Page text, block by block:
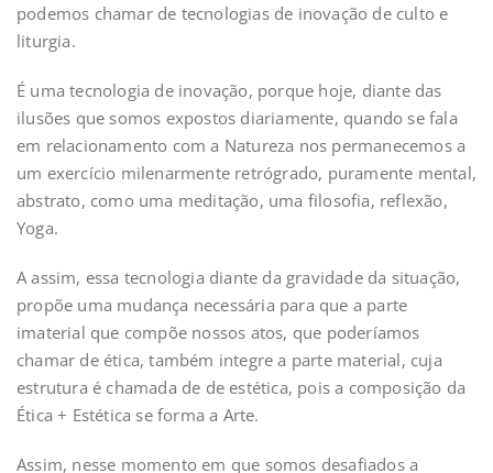
podemos chamar de tecnologias de inovação de culto e
liturgia.
É uma tecnologia de inovação, porque hoje, diante das
ilusões que somos expostos diariamente, quando se fala
em relacionamento com a Natureza nos permanecemos a
um exercício milenarmente retrógrado, puramente mental,
abstrato, como uma meditação, uma filosofia, reflexão,
Yoga.
A assim, essa tecnologia diante da gravidade da situação,
propõe uma mudança necessária para que a parte
imaterial que compõe nossos atos, que poderíamos
chamar de ética, também integre a parte material, cuja
estrutura é chamada de de estética, pois a composição da
Ética + Estética se forma a Arte.
Assim, nesse momento em que somos desafiados a